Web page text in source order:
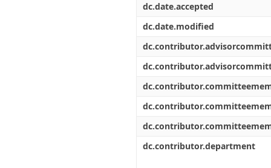
dc.date.accepted
dc.date.modified
dc.contributor.department